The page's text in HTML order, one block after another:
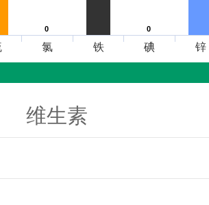
0
0 0
0
氯 铁 碘 锌
维生素